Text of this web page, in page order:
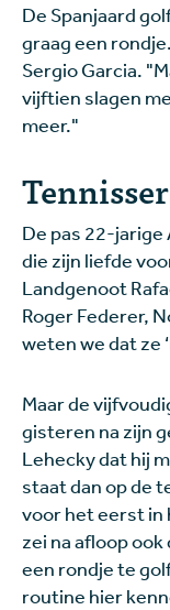
De Spanjaard
graag een
Sergio Garcia.
vijftien slagen
meer."
De pas 22-
die zijn liefde
Landgenoot
Roger Federer,
weten we dat ze
Maar de
gisteren na zijn
Lehecky dat hij
staat dan op de
voor het eerst in
zei na afloop
een rondje te
routine hier